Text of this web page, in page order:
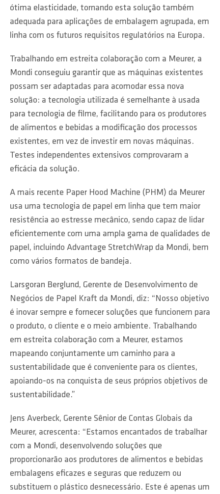
ótima elasticidade, tornando esta solução também
adequada para aplicações de embalagem agrupada, em
linha com os futuros requisitos regulatórios na Europa.
Trabalhando em estreita colaboração com a Meurer, a
Mondi conseguiu garantir que as máquinas existentes
possam ser adaptadas para acomodar essa nova
solução: a tecnologia utilizada é semelhante à usada
para tecnologia de filme, facilitando para os produtores
de alimentos e bebidas a modificação dos processos
existentes, em vez de investir em novas máquinas.
Testes independentes extensivos comprovaram a
eficácia da solução.
A mais recente Paper Hood Machine (PHM) da Meurer
usa uma tecnologia de papel em linha que tem maior
resistência ao estresse mecânico, sendo capaz de lidar
eficientemente com uma ampla gama de qualidades de
papel, incluindo Advantage StretchWrap da Mondi, bem
como vários formatos de bandeja.
Larsgoran Berglund, Gerente de Desenvolvimento de
Negócios de Papel Kraft da Mondi, diz: “Nosso objetivo
é inovar sempre e fornecer soluções que funcionem para
o produto, o cliente e o meio ambiente. Trabalhando
em estreita colaboração com a Meurer, estamos
mapeando conjuntamente um caminho para a
sustentabilidade que é conveniente para os clientes,
apoiando-os na conquista de seus próprios objetivos de
sustentabilidade.”
Jens Averbeck, Gerente Sênior de Contas Globais da
Meurer, acrescenta: “Estamos encantados de trabalhar
com a Mondi, desenvolvendo soluções que
proporcionarão aos produtores de alimentos e bebidas
embalagens eficazes e seguras que reduzem ou
substituem o plástico desnecessário. Este é apenas um